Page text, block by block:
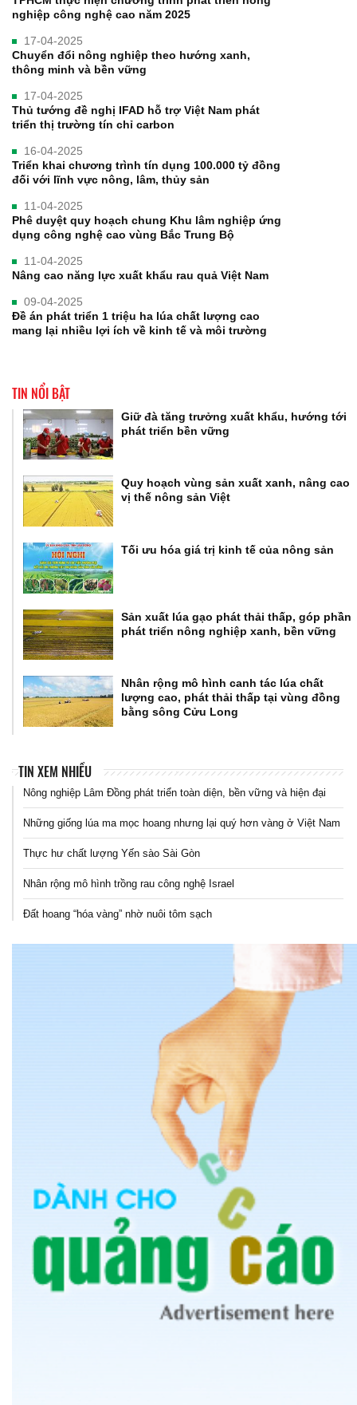
nghiệp công nghệ cao năm 2025
17-04-2025
Chuyển đổi nông nghiệp theo hướng xanh,
thông minh và bền vững
17-04-2025
Thủ tướng đề nghị IFAD hỗ trợ Việt Nam phát
triển thị trường tín chỉ carbon
16-04-2025
Triển khai chương trình tín dụng 100.000 tỷ đồng
đối với lĩnh vực nông, lâm, thủy sản
11-04-2025
Phê duyệt quy hoạch chung Khu lâm nghiệp ứng
dụng công nghệ cao vùng Bắc Trung Bộ
11-04-2025
Nâng cao năng lực xuất khẩu rau quả Việt Nam
09-04-2025
Đề án phát triển 1 triệu ha lúa chất lượng cao
mang lại nhiều lợi ích về kinh tế và môi trường
TIN NỔI BẬT
Giữ đà tăng trưởng xuất khẩu, hướng tới
phát triển bền vững
Quy hoạch vùng sản xuất xanh, nâng cao
vị thế nông sản Việt
Tối ưu hóa giá trị kinh tế của nông sản
Sản xuất lúa gạo phát thải thấp, góp phần
phát triển nông nghiệp xanh, bền vững
Nhân rộng mô hình canh tác lúa chất
lượng cao, phát thải thấp tại vùng đồng
bằng sông Cửu Long
TIN XEM NHIỀU
Nông nghiệp Lâm Đồng phát triển toàn diện, bền vững và hiện đại
Những giống lúa ma mọc hoang nhưng lại quý hơn vàng ở Việt Nam
Thực hư chất lượng Yến sào Sài Gòn
Nhân rộng mô hình trồng rau công nghệ Israel
Đất hoang “hóa vàng” nhờ nuôi tôm sạch